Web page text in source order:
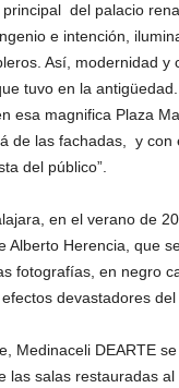
del palacio
e intención,
Así, modernidad y
tuvo en la antigüedad.
esa magnifica Plaza
de las fachadas, y con
del público”.
en el verano de
Alberto Herencia, que
fotografías, en negro
devastadores del
Medinaceli DEARTE se
las salas restauradas al